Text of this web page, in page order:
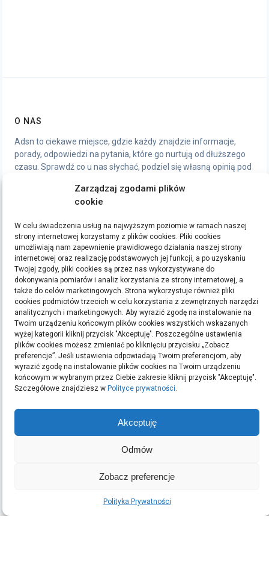
Zarządzaj zgodami plików
cookie
W celu świadczenia usług na najwyższym poziomie w ramach naszej
strony internetowej korzystamy z plików cookies. Pliki cookies
umożliwiają nam zapewnienie prawidłowego działania naszej strony
internetowej oraz realizację podstawowych jej funkcji, a po uzyskaniu
Twojej zgody, pliki cookies są przez nas wykorzystywane do
dokonywania pomiarów i analiz korzystania ze strony internetowej, a
także do celów marketingowych. Strona wykorzystuje również pliki
cookies podmiotów trzecich w celu korzystania z zewnętrznych narzędzi
analitycznych i marketingowych. Aby wyrazić zgodę na instalowanie na
Twoim urządzeniu końcowym plików cookies wszystkich wskazanych
wyżej kategorii kliknij przycisk "Akceptuję". Poszczególne ustawienia
plików cookies możesz zmieniać po kliknięciu przycisku „Zobacz
preferencje”. Jeśli ustawienia odpowiadają Twoim preferencjom, aby
wyrazić zgodę na instalowanie plików cookies na Twoim urządzeniu
końcowym w wybranym przez Ciebie zakresie kliknij przycisk "Akceptuję".
Szczegółowe znajdziesz w Polityce prywatności.
Akceptuję
Odmów
Zobacz preferencje
Polityka Prywatności
O NAS
Adsn to ciekawe miejsce, gdzie każdy znajdzie informacje,
porady, odpowiedzi na pytania, które go nurtują od dłuższego
czasu. Sprawdź co u nas słychać, podziel się własną opinią pod
Polityka Prywatności
ETYKIETY
bieganie filmy handmade kredyt kredyty moda pomysły na prezent ręcznie
robione zakładki do książek rękodzieło sen sklep z rękodziełem sport ubrania
Szukaj:
ARCHIWA
Taxi Nowy Sącz–Tęgoborze–Jezioro Rożnowskie